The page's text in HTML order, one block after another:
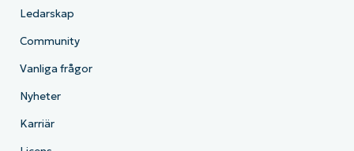
Ledarskap
Community
Vanliga frågor
Nyheter
Karriär